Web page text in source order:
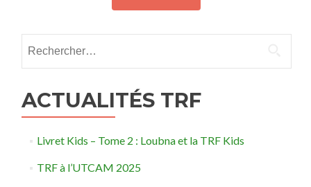
ACTUALITÉS TRF
Livret Kids – Tome 2 : Loubna et la TRF Kids
TRF à l’UTCAM 2025